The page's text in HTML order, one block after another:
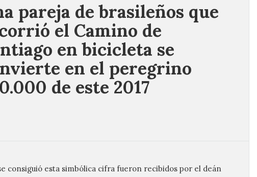
pareja de brasileños que
el Camino de
en bicicleta se
en el peregrino
de este 2017
consiguió esta simbólica cifra fueron recibidos por el deán